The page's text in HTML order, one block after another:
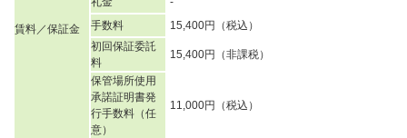
賃料／保証金
手数料
15,400円（税込）
初回保証委託
料
15,400円（非課税）
保管場所使用
承諾証明書発
行手数料（任
意）
11,000円（税込）